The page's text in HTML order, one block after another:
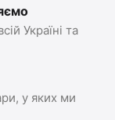
Україні та
у яких ми